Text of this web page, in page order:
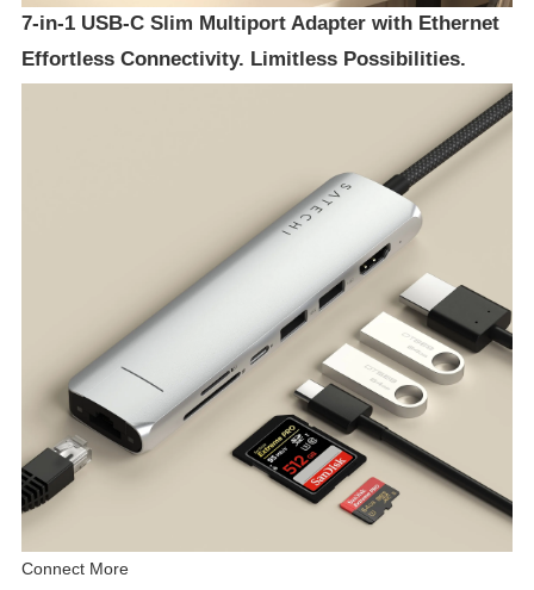
7-in-1 USB-C Slim Multiport Adapter with Ethernet
Effortless Connectivity. Limitless Possibilities.
Connect More